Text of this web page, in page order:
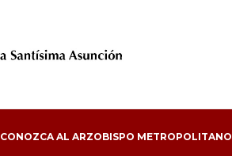
CONOZCA AL ARZOBISPO METROPOLITANO